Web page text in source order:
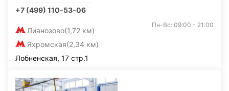
+7 (499) 110-53-06
Лианозово(1,72 км)
Яхромская(2,34 км)
Пн-Вс: 09:00 - 21:00
Лобненская, 17 стр.1